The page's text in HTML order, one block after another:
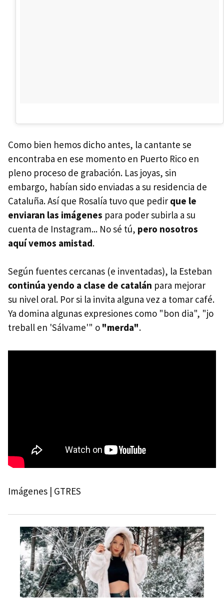
Como bien hemos dicho antes, la cantante se
encontraba en ese momento en Puerto Rico en
pleno proceso de grabación. Las joyas, sin
embargo, habían sido enviadas a su residencia de
Cataluña. Así que Rosalía tuvo que pedir que le
enviaran las imágenes para poder subirla a su
cuenta de Instagram... No sé tú, pero nosotros
aquí vemos amistad.
Según fuentes cercanas (e inventadas), la Esteban
continúa yendo a clase de catalán para mejorar
su nivel oral. Por si la invita alguna vez a tomar café.
Ya domina algunas expresiones como "bon dia", "jo
treball en 'Sálvame'" o "merda".
Imágenes | GTRES